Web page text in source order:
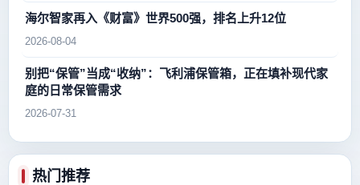
海尔智家再入《财富》世界500强，排名上升12位
2026-08-04
别把“保管”当成“收纳”：飞利浦保管箱，正在填补现代家
庭的日常保管需求
2026-07-31
热门推荐